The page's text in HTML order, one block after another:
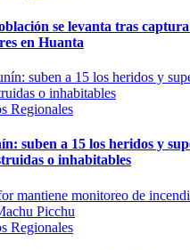
se levanta tras
en Huanta
Regionales
suben a 15 los heridos y
o inhabitables
Regionales